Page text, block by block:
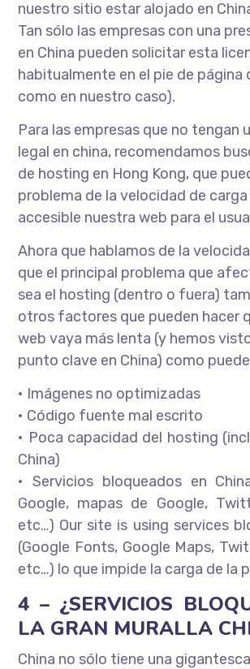
nuestro sitio estar alojado en
Tan sólo las empresas con una
en China pueden solicitar esta
habitualmente en el pie de página
como en nuestro caso).
Para las empresas que no tengan
legal en china, recomendamos
de hosting en Hong Kong, que
problema de la velocidad de
accesible nuestra web para el
Ahora que hablamos de la
que el principal problema que
sea el hosting (dentro o fuera)
otros factores que pueden hacer
web vaya más lenta (y hemos
punto clave en China) como
• Imágenes no optimizadas
• Código fuente mal escrito
• Poca capacidad del hosting
China)
• Servicios bloqueados en
Google, mapas de Google,
etc…) Our site is using services
(Google Fonts, Google Maps,
etc…) lo que impide la carga de la
4 – ¿SERVICIOS
LA GRAN MURALLA
China no sólo tiene una